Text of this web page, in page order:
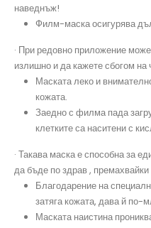
наведнъж!
Филм-маска осигурява
· При редовно приложение
излишно и да кажете сбогом на
Маската леко и
кожата.
Заедно с филма пада
клетките са наситени с
· Такава маска е способна за
да бъде по здрав ,
Благодарение на
затяга кожата, дава й по-
Маската наистина